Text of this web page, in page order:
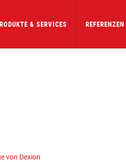
& SERVICES REFERENZEN
von Dexion